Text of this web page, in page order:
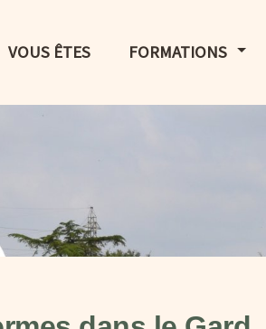
LE MENU
VOUS ÊTES FORMATIONS